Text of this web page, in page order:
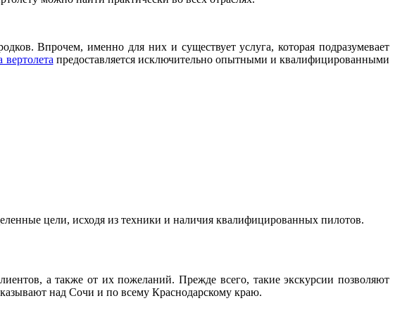
Впрочем, именно для них и существует услуга, которая подразумевает
вертолета предоставляется исключительно опытными и квалифицированными
цели, исходя из техники и наличия квалифицированных пилотов.
а также от их пожеланий. Прежде всего, такие экскурсии позволяют
над Сочи и по всему Краснодарскому краю.